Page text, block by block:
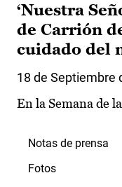
‘Nuestra
de Carrión
cuidado del
18 de Septiembre
En la Semana de
Notas de prensa
Fotos